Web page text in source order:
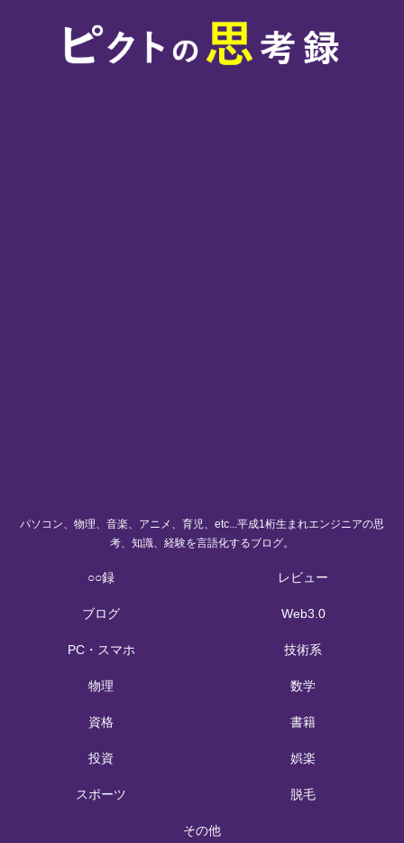
パソコン、物理、音楽、アニメ、育児、etc...平成1桁生まれエンジニアの思
考、知識、経験を言語化するブログ。
○○録 レビュー
ブログ Web3.0
PC・スマホ 技術系
物理 数学
資格 書籍
投資 娯楽
スポーツ 脱毛
その他